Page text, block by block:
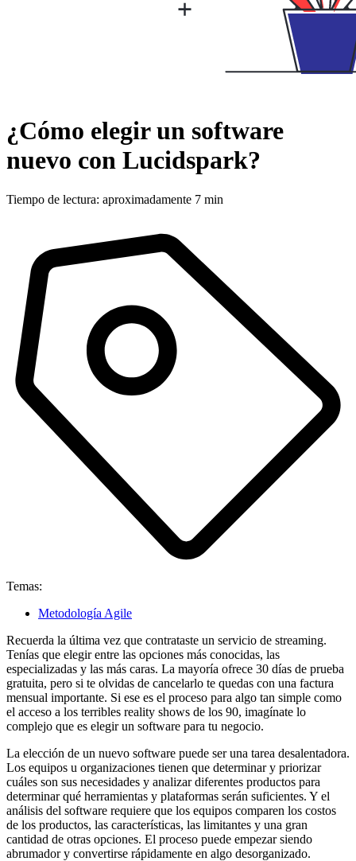
¿Cómo elegir un software
nuevo con Lucidspark?
Tiempo de lectura: aproximadamente 7 min
Temas:
Metodología Agile
Recuerda la última vez que contrataste un servicio de streaming.
Tenías que elegir entre las opciones más conocidas, las
especializadas y las más caras. La mayoría ofrece 30 días de prueba
gratuita, pero si te olvidas de cancelarlo te quedas con una factura
mensual importante. Si ese es el proceso para algo tan simple como
el acceso a los terribles reality shows de los 90, imagínate lo
complejo que es elegir un software para tu negocio.
La elección de un nuevo software puede ser una tarea desalentadora.
Los equipos u organizaciones tienen que determinar y priorizar
cuáles son sus necesidades y analizar diferentes productos para
determinar qué herramientas y plataformas serán suficientes. Y el
análisis del software requiere que los equipos comparen los costos
de los productos, las características, las limitantes y una gran
cantidad de otras opciones. El proceso puede empezar siendo
abrumador y convertirse rápidamente en algo desorganizado.